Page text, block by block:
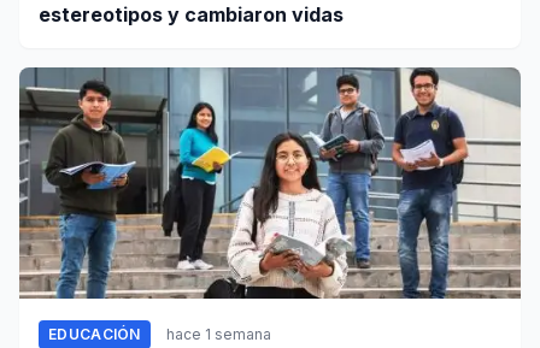
estereotipos y cambiaron vidas
EDUCACIÓN hace 1 semana